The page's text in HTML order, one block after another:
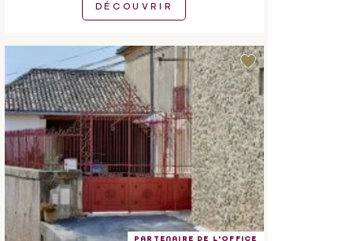
DÉCOUVRIR
PARTENAIRE DE L'OFFICE